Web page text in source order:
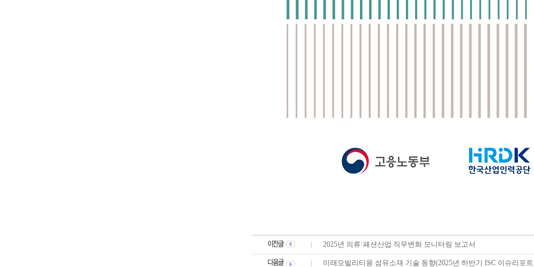
2025년 의류·패션산업 직무변화 모니터링 보고서
미래모빌리티용 섬유소재 기술 동향(2025년 하반기 ISC 이슈리포